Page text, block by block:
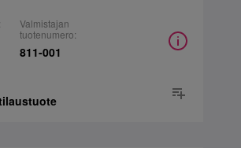
Valmistajan
tuotenumero:
811-001